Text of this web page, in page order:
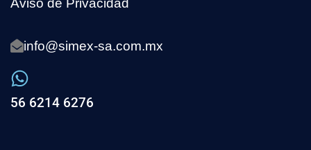
info@simex-sa.com.mx
56 6214 6276